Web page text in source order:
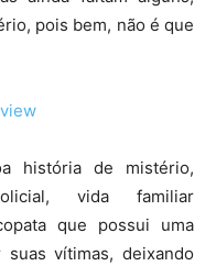
pois bem, não é que
história de mistério,
vida familiar
que possui uma
vítimas, deixando